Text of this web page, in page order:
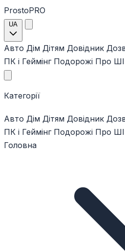
ProstoPRO
UA
Авто Дім Дітям Довідник
ПК і Геймінг Подорожі Про ШІ
Категорії
Авто Дім Дітям Довідник
ПК і Геймінг Подорожі Про ШІ
Головна